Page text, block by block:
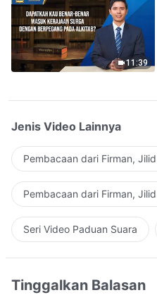
11:39
Jenis Video Lainnya
Pembacaan dari Firman,
Pembacaan dari Firman,
Seri Video Paduan Suara
Tinggalkan Balasan